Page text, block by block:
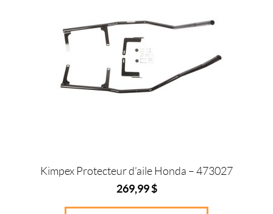
Kimpex Protecteur d’aile Honda – 473027
269,99$